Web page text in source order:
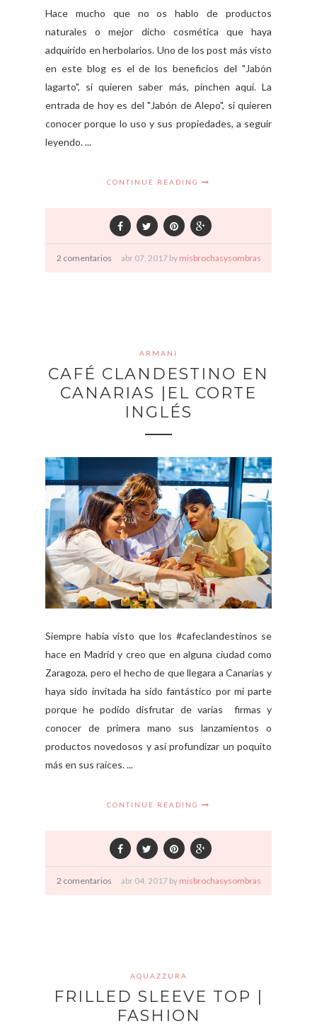
Hace mucho que no os hablo de productos
naturales o mejor dicho cosmética que haya
adquirido en herbolarios. Uno de los post más visto
en este blog es el de los beneficios del "Jabón
lagarto", si quieren saber más, pinchen aquí. La
entrada de hoy es del "Jabón de Alepo", si quieren
conocer porque lo uso y sus propiedades, a seguir
leyendo. ...
CONTINUE READING
2 comentarios abr 07, 2017 by misbrochasysombras
ARMANI
CAFÉ CLANDESTINO EN
CANARIAS |EL CORTE
INGLÉS
Siempre había visto que los #cafeclandestinos se
hace en Madrid y creo que en alguna ciudad como
Zaragoza, pero el hecho de que llegara a Canarias y
haya sido invitada ha sido fantástico por mi parte
porque he podido disfrutar de varias firmas y
conocer de primera mano sus lanzamientos o
productos novedosos y así profundizar un poquito
más en sus raíces. ...
CONTINUE READING
2 comentarios abr 04, 2017 by misbrochasysombras
AQUAZZURA
FRILLED SLEEVE TOP |
FASHION